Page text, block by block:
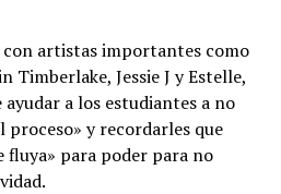
con artistas importantes como
Timberlake, Jessie J y Estelle,
a los estudiantes a no
proceso» y recordarles que
fluya» para poder para no